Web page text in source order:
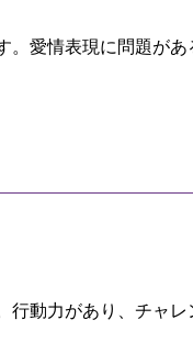
。愛情表現に問題が
行動力があり、チャレ